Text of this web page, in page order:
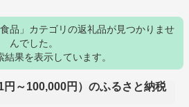
品」カテゴリの返礼品が見つかりませ
んでした。
結果を表示しています。
～100,000円）のふるさと納税